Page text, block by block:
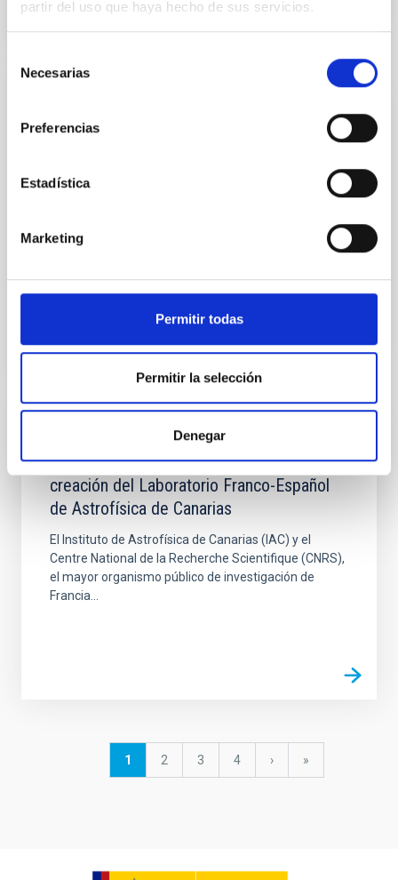
partir del uso que haya hecho de sus servicios.
Necesarias
Preferencias
Estadística
Marketing
Permitir todas
Permitir la selección
Denegar
Development of acquisition systems
MFI2, TMS, and MKIDs. Participation study
The main objective of this proposal is to provide the
instrumentation area of the IAC with the necessary
El IAC y el CNRS firman un acuerdo para la
creación del Laboratorio Franco-Español
de Astrofísica de Canarias
El Instituto de Astrofísica de Canarias (IAC) y el
Centre National de la Recherche Scientifique (CNRS),
el mayor organismo público de investigación de
Francia...
Current
1 Page
2 Page
3 Page
4
Next
›
last
»